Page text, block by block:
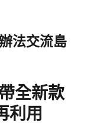
法交流島
全新款
利用